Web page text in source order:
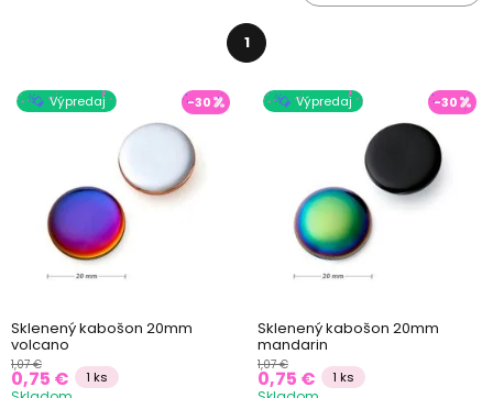
1
Výpredaj -30
Sklenený kabošon 20mm
volcano
1,07 €
0,75 € 1 ks
Výpredaj -30
Sklenený kabošon 20mm
mandarin
1,07 €
0,75 € 1 ks